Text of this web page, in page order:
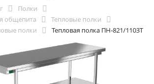
Полки
общепита
Тепловые полки
полки
Тепловая полка ПН-821/1103Т